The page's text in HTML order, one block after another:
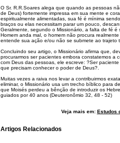
O Sr. R.R.Soares alega que quando as pessoas
de Deus) fortemente impressa em sua mente e
espiritualmente alimentadas, sua fé é mínima
braços ou elas necessitam parar um pouco,
Geralmente, segundo o Missionário, a falta de fé
Homem anda mal, o homem não procura
entende sua ação e/ou não se submete ao trajeto
Concluindo seu artigo, o Missionário afirma que,
procurarmos ser pacientes embora constatemos a
com Deus das pessoas, ele escreve: ?Ser
que precisam conhecer o poder de Deus?.
Muitas vezes a raiva nos levar a contribuirmos
eliminar, o Missionário usa um trecho bíblico para
que Moisés perdeu a bênção de introduzir os
guiados por 40 anos (Deuteronômio 32, 48 - 52)
Veja mais em: Estudos
Artigos Relacionados